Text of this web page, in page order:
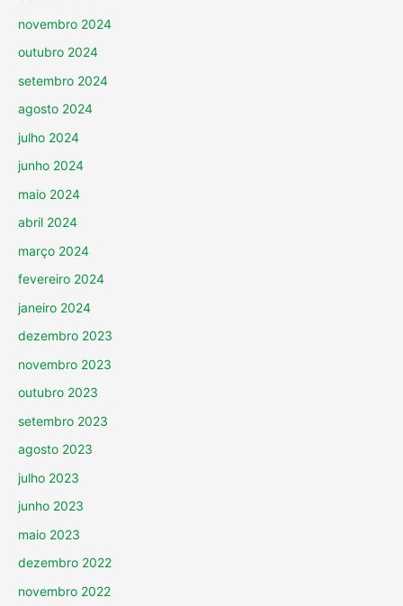
novembro 2024
outubro 2024
setembro 2024
agosto 2024
julho 2024
junho 2024
maio 2024
abril 2024
março 2024
fevereiro 2024
janeiro 2024
dezembro 2023
novembro 2023
outubro 2023
setembro 2023
agosto 2023
julho 2023
junho 2023
maio 2023
dezembro 2022
novembro 2022